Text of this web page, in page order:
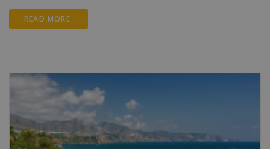
READ MORE